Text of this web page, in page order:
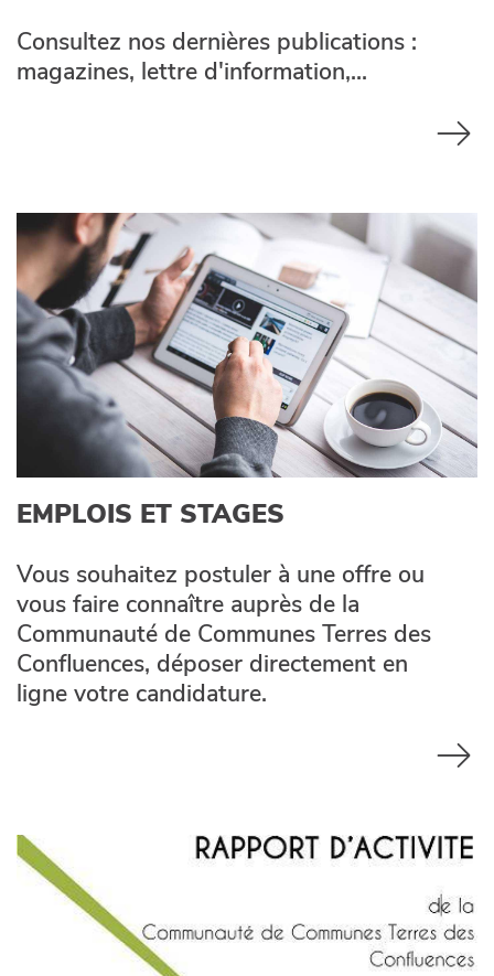
Consultez nos dernières publications :
magazines, lettre d'information,...
EMPLOIS ET STAGES
Vous souhaitez postuler à une offre ou
vous faire connaître auprès de la
Communauté de Communes Terres des
Confluences, déposer directement en
ligne votre candidature.